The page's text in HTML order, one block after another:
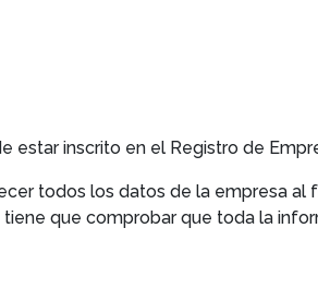
inscrito en el Registro de
todos los datos de la empresa al
que comprobar que toda la